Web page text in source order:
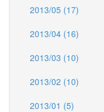
2013/05 (17)
2013/04 (16)
2013/03 (10)
2013/02 (10)
2013/01 (5)